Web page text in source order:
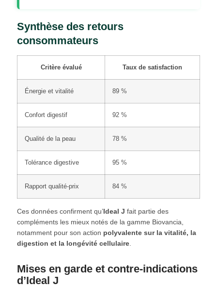
Synthèse des retours
consommateurs
Critère évalué Taux de satisfaction
Énergie et vitalité 89 %
Confort digestif 92 %
Qualité de la peau 78 %
Tolérance digestive 95 %
Rapport qualité-prix 84 %
Ces données confirment qu’Ideal J fait partie des
compléments les mieux notés de la gamme Biovancia,
notamment pour son action polyvalente sur la vitalité, la
digestion et la longévité cellulaire
Mises en garde et contre-indications
d’Ideal J